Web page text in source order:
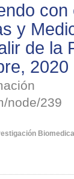
con
y
de la
2020
node/239
Biomedica